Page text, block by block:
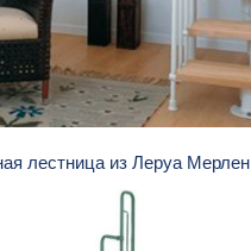
лестница из Леруа Мерлен